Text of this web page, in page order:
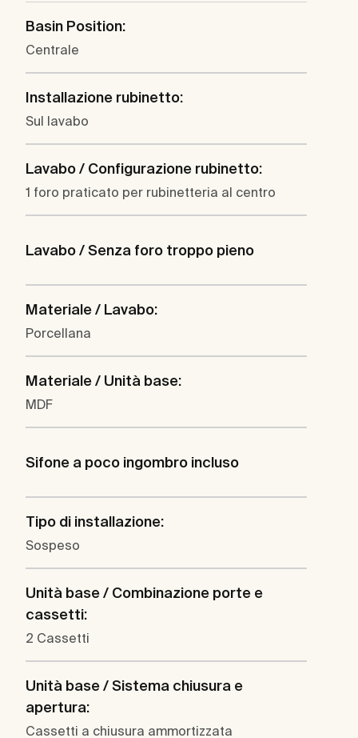
Basin Position:
Centrale
Installazione rubinetto:
Sul lavabo
Lavabo / Configurazione rubinetto:
1 foro praticato per rubinetteria al centro
Lavabo / Senza foro troppo pieno
Materiale / Lavabo:
Porcellana
Materiale / Unità base:
MDF
Sifone a poco ingombro incluso
Tipo di installazione:
Sospeso
Unità base / Combinazione porte e
cassetti:
2 Cassetti
Unità base / Sistema chiusura e
apertura:
Cassetti a chiusura ammortizzata